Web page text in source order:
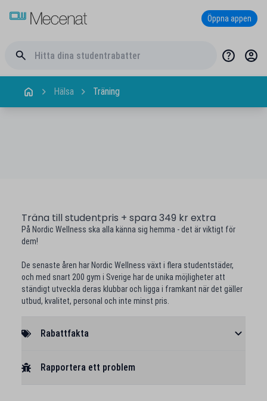
Öppna appen
Hälsa Träning
Träna till studentpris + spara 349 kr extra
På Nordic Wellness ska alla känna sig hemma - det är viktigt för
dem!
De senaste åren har Nordic Wellness växt i flera studentstäder,
och med snart 200 gym i Sverige har de unika möjligheter att
ständigt utveckla deras klubbar och ligga i framkant när det gäller
utbud, kvalitet, personal och inte minst pris.
Rabattfakta
Rapportera ett problem